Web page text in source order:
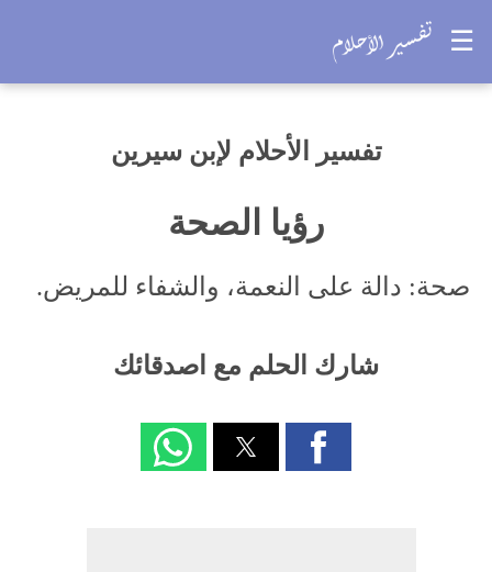
☰
تفسير الأحلام لإبن سيرين
رؤيا الصحة
صحة: دالة على النعمة، والشفاء للمريض.
شارك الحلم مع اصدقائك